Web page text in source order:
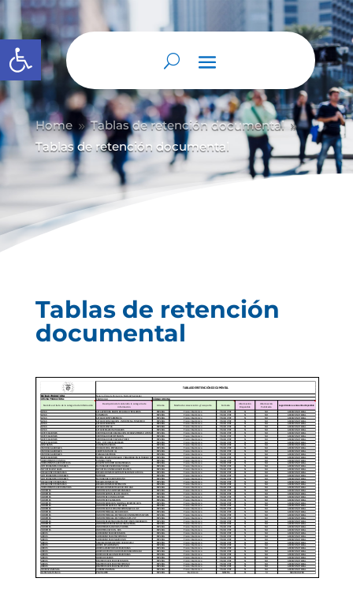
Abrir barra de herramientas
Home 9 Tablas de retención documental 9
Tablas de retención documental
Tablas de retención
documental